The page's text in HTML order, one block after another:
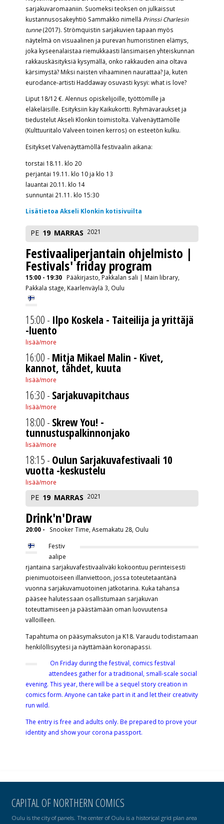
sarjakuvaromaaniin. Suomeksi teoksen on julkaissut
kustannusosakeyhtiö Sammakko nimellä Prinssi Charlesin
tunne(2017). Strömquistin sarjakuvien tapaan myös
näytelmä on visuaalinen ja purevan humoristinen elämys,
joka kyseenalaistaa riemukkaasti länsimaisen yhteiskunnan
rakkauskäsityksiä kysymällä, onko rakkauden aina oltava
kärsimystä? Miksi naisten vihaaminen naurattaa? Ja, kuten
eurodance-artisti Haddaway osuvasti kysyi: what is love?
Liput 18/12 €. Alennus opiskelijoille, työttömille ja
eläkeläisille. Esityksiin käy Kaikukortti. Ryhmävaraukset ja
tiedustelut Akseli Klonkin toimistolta. Valvenäyttämölle
(Kulttuuritalo Valveen toinen kerros) on esteetön kulku.
Esitykset Valvenäyttämöllä festivaalin aikana:
torstai 18.11. klo 20
perjantai 19.11. klo 10 ja klo 13
lauantai 20.11. klo 14
sunnuntai 21.11. klo 15:30
Lisätietoa Akseli Klonkin kotisivuilta
PE 19 MARRAS 2021
Festivaaliperjantain ohjelmisto |
Festivals' friday program
15:00 - 19:30
Pääkirjasto, Pakkalan sali | Main library,
Pakkala stage, Kaarlenväylä 3, Oulu
15:00 - Ilpo Koskela - Taiteilija ja yrittäjä
-luento
lisää/more
16:00 - Mitja Mikael Malin - Kivet,
kannot, tähdet, kuuta
lisää/more
16:30 - Sarjakuvapitchaus
lisää/more
18:00 - Skrew You! -
tunnustuspalkinnonjako
lisää/more
18:15 - Oulun Sarjakuvafestivaali 10
vuotta -keskustelu
lisää/more
PE 19 MARRAS 2021
Drink'n'Draw
20:00 - Snooker Time, Asemakatu 28, Oulu
Festiv
aalipe
rjantaina sarjakuvafestivaaliväki kokoontuu perinteisesti
pienimuotoiseen illanviettoon, jossa toteutetaantänä
vuonna sarjakuvamuotoinen jatkotarina. Kuka tahansa
pääsee halutessaan osallistumaan sarjakuvan
toteuttamiseen ja päästämään oman luovuutensa
valloilleen.
Tapahtuma on pääsymaksuton ja K18. Varaudu todistamaan
henkilöllisyytesi ja näyttämään koronapassi.
On Friday during the festival, comics festival
attendees gather for a traditional, small-scale social
evening. This year, there will be a sequel story creation in
comics form. Anyone can take part in it and let their creativity
run wild.
The entry is free and adults only. Be prepared to prove your
identity and show your corona passport.
CAPITAL OF NORTHERN COMICS
Oulu is the city of panels. The center of Oulu is a historical grid plan area